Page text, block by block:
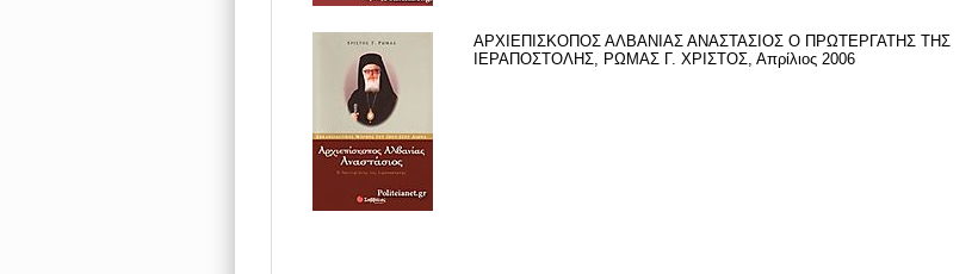
ΑΡΧΙΕΠΙΣΚΟΠΟΣ ΑΛΒΑΝΙΑΣ ΑΝΑΣΤΑΣΙΟΣ Ο ΠΡΩΤΕΡΓΑΤΗΣ ΤΗΣ
ΙΕΡΑΠΟΣΤΟΛΗΣ, ΡΩΜΑΣ Γ. ΧΡΙΣΤΟΣ, Απρίλιος 2006